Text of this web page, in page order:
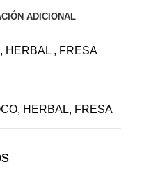
ADICIONAL
HERBAL , FRESA
HERBAL, FRESA